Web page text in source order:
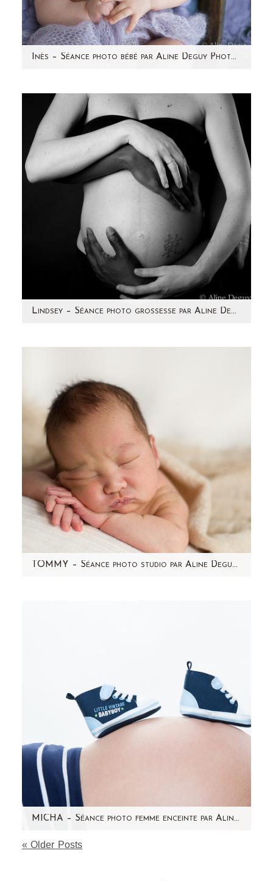
Inès – Séance photo bébé par Aline Deguy Photographe Paris et région parisienne
pour photographier le ventre rond de sa
maman mais Inès était…
Lindsey – Séance photo grossesse par Aline Deguy Photographe Paris et région parisienne
TOMMY – Séance photo studio par Aline Deguy Photographe Paris et région parisienne
MICHA – Séance photo femme enceinte par Aline Deguy Photographe Paris
Aujourd'hui, j'ai envie de partager avec vous
« Older Posts